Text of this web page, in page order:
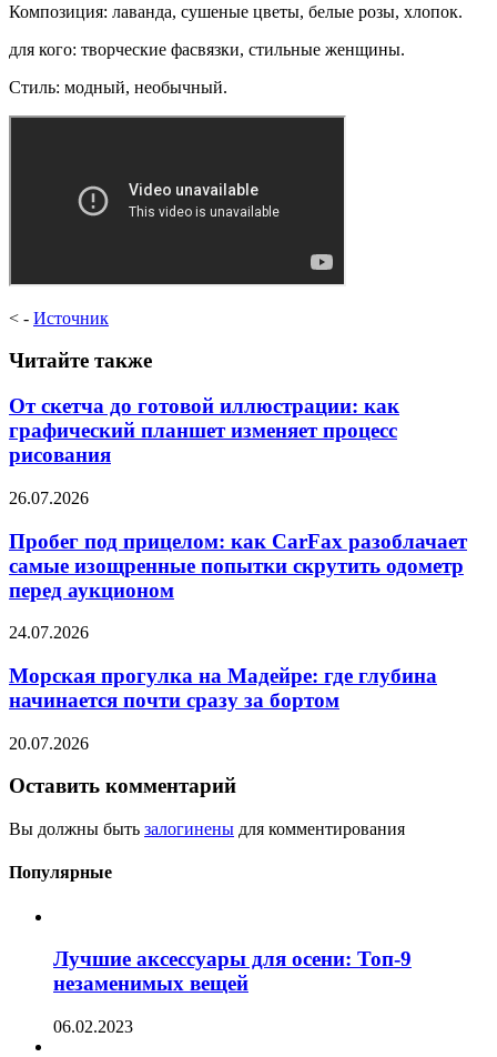
Композиция: лаванда, сушеные цветы, белые розы, хлопок.
для кого: творческие фасвязки, стильные женщины.
Стиль: модный, необычный.
< - Источник
Читайте также
От скетча до готовой иллюстрации: как
графический планшет изменяет процесс
рисования
26.07.2026
Пробег под прицелом: как CarFax разоблачает
самые изощренные попытки скрутить одометр
перед аукционом
24.07.2026
Морская прогулка на Мадейре: где глубина
начинается почти сразу за бортом
20.07.2026
Оставить комментарий
Вы должны быть залогинены для комментирования
Популярные
Лучшие аксессуары для осени: Топ-9
незаменимых вещей
06.02.2023